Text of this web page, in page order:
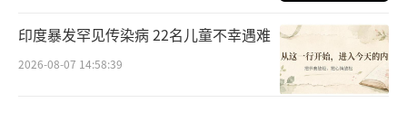
印度暴发罕见传染病 22名儿童不幸遇难
2026-08-07 14:58:39